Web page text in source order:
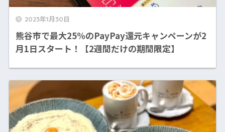
2023年1月30日
熊谷市で最大25%のPayPay還元キャンペーンが2
月1日スタート！【2週間だけの期間限定】